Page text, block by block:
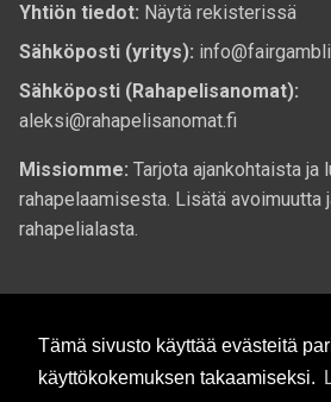
Yhtiön tiedot: Näytä rekisterissä
Sähköposti (yritys):
Sähköposti (Rahapelisanomat):
aleksi@rahapelisanomat.fi
Missiomme: Tarjota ajankohtaista ja
rahapelaamisesta. Lisätä avoimuutta
rahapelialasta.
© 2026 Rahapelisanomat.fi. Kaikki
Tämä sivusto käyttää evästeitä
käyttökokemuksen takaamiseksi.